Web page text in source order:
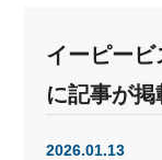
イーピー
に記事が
2026.01.13